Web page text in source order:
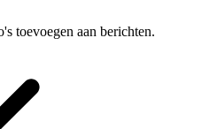
toevoegen aan berichten.